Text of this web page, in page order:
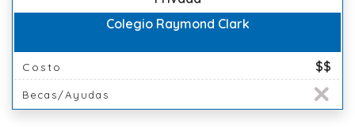
Colegio Raymond Clark
Costo $$
Becas/Ayudas